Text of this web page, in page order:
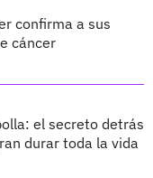
confirma a sus
cáncer
el secreto detrás
durar toda la vida